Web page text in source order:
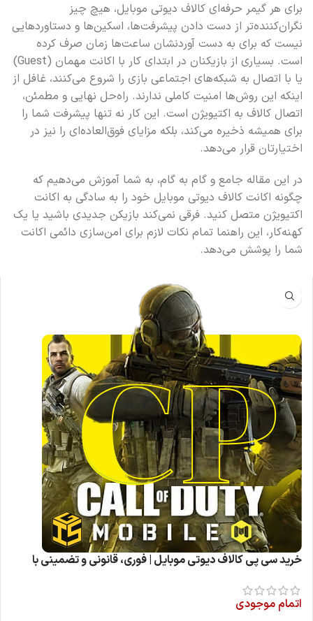
برای هر گیمر حرفه‌ای کالاف دیوتی موبایل، هیچ چیز
نگران‌کننده‌تر از دست دادن پیشرفت‌ها، اسکین‌ها و دستاوردهایی
نیست که برای به دست آوردنشان ساعت‌ها زمان صرف کرده
است. بسیاری از بازیکنان در ابتدای کار با اکانت مهمان (Guest)
یا با اتصال به شبکه‌های اجتماعی بازی را شروع می‌کنند، غافل از
اینکه این روش‌ها امنیت کاملی ندارند. راه‌حل نهایی و مطمئن،
اتصال کالاف به اکتیویژن است. این کار نه تنها پیشرفت شما را
برای همیشه ذخیره می‌کند، بلکه مزایای فوق‌العاده‌ای را نیز در
اختیارتان قرار می‌دهد.
در این مقاله جامع و گام به گام، به شما آموزش می‌دهیم که
چگونه اکانت کالاف دیوتی موبایل خود را به سادگی به اکانت
اکتیویژن متصل کنید. فرقی نمی‌کند بازیکن جدیدی باشید یا یک
کهنه‌کار، این راهنما تمام نکات لازم برای امن‌سازی دائمی اکانت
شما را پوشش می‌دهد.
خرید سی پی کالاف دیوتی موبایل | فوری، قانونی و تضمینی با
اتمام موجودی